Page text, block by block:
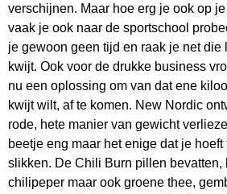
verschijnen. Maar hoe erg je ook op
vaak je ook naar de sportschool
je gewoon geen tijd en raak je net die
kwijt. Ook voor de drukke business
nu een oplossing om van dat ene
kwijt wilt, af te komen. New Nordic
rode, hete manier van gewicht
beetje eng maar het enige dat je
slikken. De Chili Burn pillen bevatten,
chilipeper maar ook groene thee,